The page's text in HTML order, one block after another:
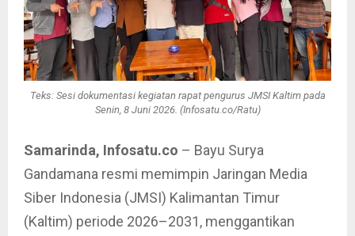
Teks: Sesi dokumentasi kegiatan rapat pengurus JMSI Kaltim pada
Senin, 8 Juni 2026. (Infosatu.co/Ratu)
Samarinda, Infosatu.co – Bayu Surya
Gandamana resmi memimpin Jaringan Media
Siber Indonesia (JMSI) Kalimantan Timur
(Kaltim) periode 2026–2031, menggantikan